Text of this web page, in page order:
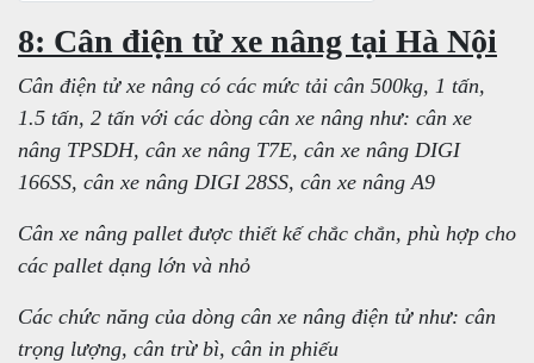
8: Cân điện tử xe nâng tại Hà Nội
Cân điện tử xe nâng có các mức tải cân 500kg, 1 tấn,
1.5 tấn, 2 tấn với các dòng cân xe nâng như: cân xe
nâng TPSDH, cân xe nâng T7E, cân xe nâng DIGI
166SS, cân xe nâng DIGI 28SS, cân xe nâng A9
Cân xe nâng pallet được thiết kế chắc chắn, phù hợp cho
các pallet dạng lớn và nhỏ
Các chức năng của dòng cân xe nâng điện tử như: cân
trọng lượng, cân trừ bì, cân in phiếu